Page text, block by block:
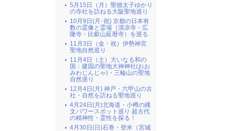
5月15日（月）聖徳太子ゆかり
の寺社を訪ねる大阪聖地巡り
10月9日(月･祝) 京都の日本有
数の霊像と霊場（清凉寺・広
隆寺・比叡山延暦寺）を巡る
11月3日（金・祝）伊勢神宮
聖地自然巡り
11月4日（土）大いなる和の
国：建国の聖地大神神社(おお
みわじんじゃ)・三輪山の聖地
自然巡り
12月4日(月) 神戸・六甲山の古
社・自然を訪ねる聖地巡り
4月24日(月)北海道・小樽の縄
文パワースポット巡り 超古代
の精神性・霊性を探る！
4月30日(日)石巻・登米（宮城